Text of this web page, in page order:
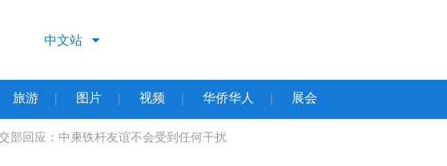
中文站
旅游 图片 视频 华侨华人 展会
部回应：中柬铁杆友谊不会受到任何干扰